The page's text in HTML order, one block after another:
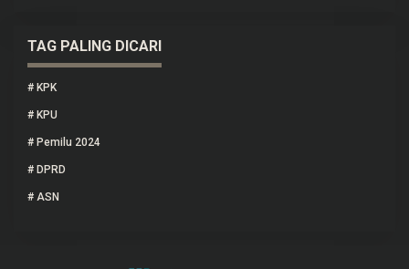
TAG PALING DICARI
# KPK
# KPU
# Pemilu 2024
# DPRD
# ASN